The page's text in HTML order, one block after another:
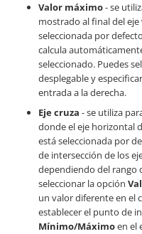
Valor máximo- se
mostrado al final del
seleccionada por
calcula
seleccionado. Puedes
desplegable y
entrada a la derecha.
Eje cruza - se utiliza
donde el eje horizontal
está seleccionada por
de intersección de los
dependiendo del rango
seleccionar la opción
un valor diferente en el
establecer el punto de
Mínimo/Máximoen el